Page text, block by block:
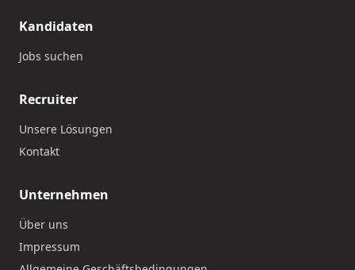
Kandidaten
Jobs suchen
Recruiter
Unsere Lösungen
Kontakt
Unternehmen
Über uns
Impressum